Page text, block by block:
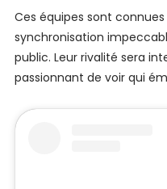
Ces équipes sont
synchronisation
public. Leur rivalité sera
passionnant de voir qui